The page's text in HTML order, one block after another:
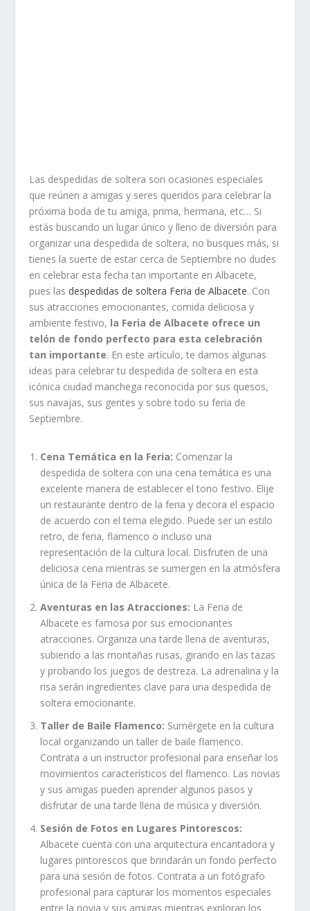
Las despedidas de soltera son ocasiones especiales
que reúnen a amigas y seres queridos para celebrar la
próxima boda de tu amiga, prima, hermana, etc… Si
estás buscando un lugar único y lleno de diversión para
organizar una despedida de soltera, no busques más, si
tienes la suerte de estar cerca de Septiembre no dudes
en celebrar esta fecha tan importante en Albacete,
pues las despedidas de soltera Feria de Albacete. Con
sus atracciones emocionantes, comida deliciosa y
ambiente festivo, la Feria de Albacete ofrece un
telón de fondo perfecto para esta celebración
tan importante. En este artículo, te damos algunas
ideas para celebrar tu despedida de soltera en esta
icónica ciudad manchega reconocida por sus quesos,
sus navajas, sus gentes y sobre todo su feria de
Septiembre.
Cena Temática en la Feria: Comenzar la
despedida de soltera con una cena temática es una
excelente manera de establecer el tono festivo. Elije
un restaurante dentro de la feria y decora el espacio
de acuerdo con el tema elegido. Puede ser un estilo
retro, de feria, flamenco o incluso una
representación de la cultura local. Disfruten de una
deliciosa cena mientras se sumergen en la atmósfera
única de la Feria de Albacete.
Aventuras en las Atracciones: La Feria de
Albacete es famosa por sus emocionantes
atracciones. Organiza una tarde llena de aventuras,
subiendo a las montañas rusas, girando en las tazas
y probando los juegos de destreza. La adrenalina y la
risa serán ingredientes clave para una despedida de
soltera emocionante.
Taller de Baile Flamenco: Sumérgete en la cultura
local organizando un taller de baile flamenco.
Contrata a un instructor profesional para enseñar los
movimientos característicos del flamenco. Las novias
y sus amigas pueden aprender algunos pasos y
disfrutar de una tarde llena de música y diversión.
Sesión de Fotos en Lugares Pintorescos:
Albacete cuenta con una arquitectura encantadora y
lugares pintorescos que brindarán un fondo perfecto
para una sesión de fotos. Contrata a un fotógrafo
profesional para capturar los momentos especiales
entre la novia y sus amigas mientras exploran los